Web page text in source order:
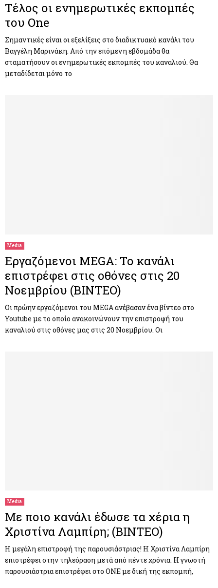
Τέλος οι ενημερωτικές εκπομπές
του One
Σημαντικές είναι οι εξελίξεις στο διαδικτυακό κανάλι του
Βαγγέλη Μαρινάκη. Από την επόμενη εβδομάδα θα
σταματήσουν οι ενημερωτικές εκπομπές του καναλιού. Θα
μεταδίδεται μόνο το
Media
Εργαζόμενοι MEGA: Το κανάλι
επιστρέφει στις οθόνες στις 20
Νοεμβρίου (ΒΙΝΤΕΟ)
Οι πρώην εργαζόμενοι του MEGA ανέβασαν ένα βίντεο στο
Youtube με το οποίο ανακοινώνουν την επιστροφή του
καναλιού στις οθόνες μας στις 20 Νοεμβρίου. Οι
Media
Με ποιο κανάλι έδωσε τα χέρια η
Χριστίνα Λαμπίρη; (ΒΙΝΤΕΟ)
Η μεγάλη επιστροφή της παρουσιάστριας! Η Χριστίνα Λαμπίρη
επιστρέφει στην τηλεόραση μετά από πέντε χρόνια. Η γνωστή
παρουσιάστρια επιστρέφει στο ONE με δική της εκπομπή,